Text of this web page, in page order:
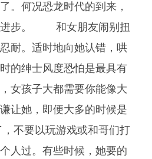
。何况恐龙时代的到来，
进步。 和女朋友闹别扭
耐。适时地向她认错，哄
的绅士风度恐怕是最具有
女孩子大都需要你能像大
让她，即便大多的时候是
要以玩游戏或和哥们打
人过。有些时候，她要的